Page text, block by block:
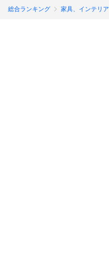
総合ランキング 家具、インテリア